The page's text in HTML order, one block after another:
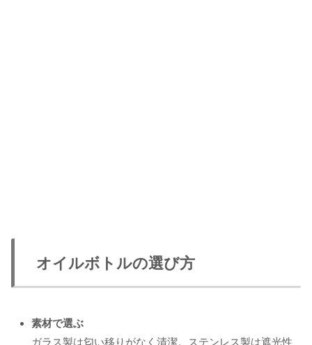
オイルボトルの選び方
素材で選ぶ
ガラス製は匂い移りがなく清潔。ステンレス製は遮光性